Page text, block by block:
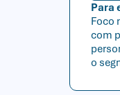
Para
Foco
com
o